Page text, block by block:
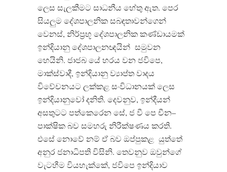
ලෙස සැලකීමට සාධනීය හේතු ඇත. පෙර
සියලුම දේශපාලනික සබඳතාවන්ගෙන්
වෙනස්, නිර්ප්‍රභූ දේශපාලනික කණ්ඩායමක්
ඉන්දියානු දේශපාලනඥයින් සමුවන
හෙයිනි. ජාජබ යේ හරය වන ජවිපෙ,
මාක්ස්වාදී, ඉන්දියානු ව්‍යාප්ත වාදය
විවේචනයට ලක්කළ සංවිධානයක් ලෙස
ඉන්දියානුවෝ දනිති. දෙවනුව, ඉන්දීයන්
අසතුටට පත්කෙරෙන සේ, ජ වී පෙ චීන–
පාක්ෂික බව සමහරු නිරීක්ෂණය කරති.
එසේ නොවේ නම් ඒ බව ඔප්පුකළ යුත්තේ
අනුර ජනාධිපති විසිනි. තෙවනුව ඔවුන්ගේ
වැටහීම වියහැක්කේ, ජවිපෙ ඉන්දියාව